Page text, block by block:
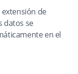
extensión de
datos se
en el